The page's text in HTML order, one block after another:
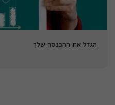
הגדל את ההכנסה שלך